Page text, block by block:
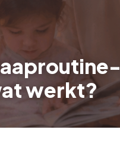
werkt?